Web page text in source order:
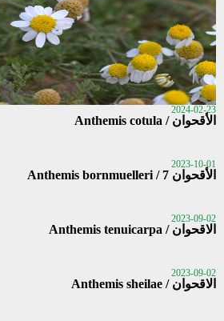
2024-02-23
الأقحوان / Anthemis cotula
2023-10-01
الأقحوان 7 / Anthemis bornmuelleri
2023-09-02
الاقحوان / Anthemis tenuicarpa
2023-09-02
الاقحوان / Anthemis sheilae